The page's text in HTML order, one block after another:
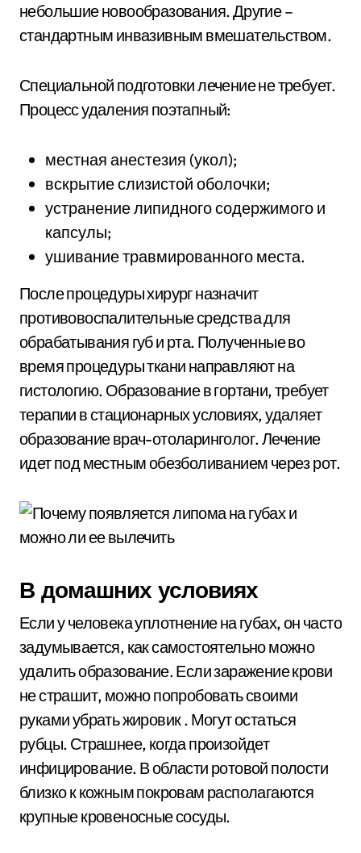
небольшие новообразования. Другие –
стандартным инвазивным вмешательством.
Специальной подготовки лечение не требует.
Процесс удаления поэтапный:
местная анестезия (укол);
вскрытие слизистой оболочки;
устранение липидного содержимого и
капсулы;
ушивание травмированного места.
После процедуры хирург назначит
противовоспалительные средства для
обрабатывания губ и рта. Полученные во
время процедуры ткани направляют на
гистологию. Образование в гортани, требует
терапии в стационарных условиях, удаляет
образование врач-отоларинголог. Лечение
идет под местным обезболиванием через рот.
В домашних условиях
Если у человека уплотнение на губах, он часто
задумывается, как самостоятельно можно
удалить образование. Если заражение крови
не страшит, можно попробовать своими
руками убрать жировик . Могут остаться
рубцы. Страшнее, когда произойдет
инфицирование. В области ротовой полости
близко к кожным покровам располагаются
крупные кровеносные сосуды.